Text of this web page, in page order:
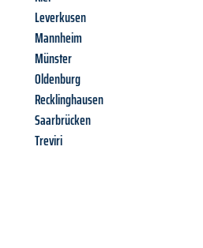
Leverkusen
Mannheim
Münster
Oldenburg
Recklinghausen
Saarbrücken
Treviri